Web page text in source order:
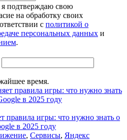
подтверждаю свою
на обработку своих
с политикой о
персональных данных и
.
время.
правила игры: что нужно знать о
в 2025 году
, Сервисы, Яндекс